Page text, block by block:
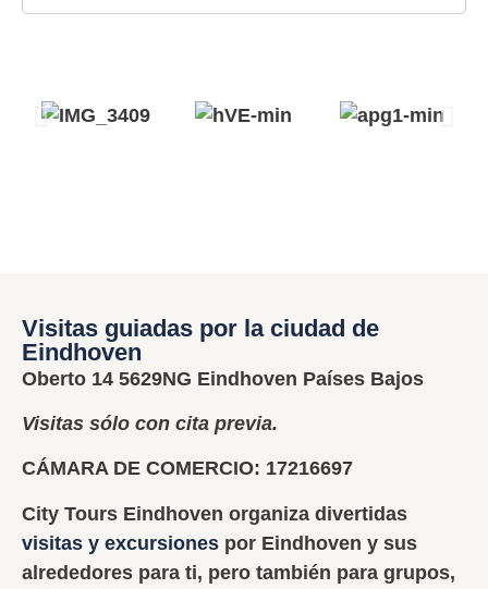
Visitas guiadas por la ciudad de
Eindhoven
Oberto 14 5629NG Eindhoven Países Bajos
Visitas sólo con cita previa.
CÁMARA DE COMERCIO: 17216697
City Tours Eindhoven organiza divertidas
visitas y excursiones por Eindhoven y sus
alrededores para ti, pero también para grupos,